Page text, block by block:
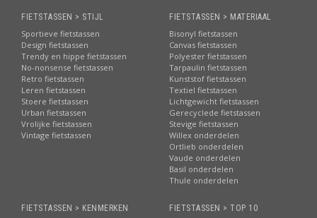
FIETSTASSEN > STIJL
Sportieve fietstassen
Design fietstassen
Trendy en hippe fietstassen
No-nonsense fietstassen
Retro fietstassen
Leren fietstassen
Stoere fietstassen
Urban fietstassen
Vrolijke fietstassen
Vintage fietstassen
FIETSTASSEN > MATERIAAL
Bisonyl fietstassen
Canvas fietstassen
Polyester fietstassen
Tarpaulin fietstassen
Kunststof fietstassen
Textiel fietstassen
Lichtgewicht fietstassen
Gerecyclede fietstassen
Stevige fietstassen
Willex onderdelen
Ortlieb onderdelen
Vaude onderdelen
Basil onderdelen
Thule onderdelen
FIETSTASSEN > KENMERKEN
FIETSTASSEN > TOP 10